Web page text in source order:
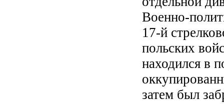
Военно-
17-й
польских
находился в
затем был